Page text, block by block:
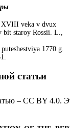
XVIII veka v dvux
staroy Rossii. L.,
1770 g.
статьи
– CC BY 4.0.